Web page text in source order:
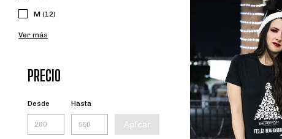
M (12)
Ver más
PRECIO
Desde Hasta
Aplicar